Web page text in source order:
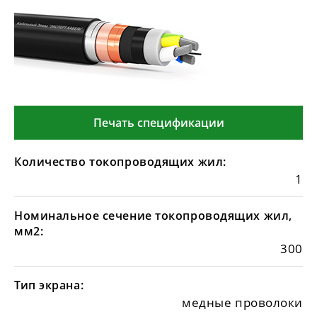
Печать спецификации
Количество токопроводящих жил:
1
Номинальное сечение токопроводящих жил,
мм2:
300
Тип экрана:
медные проволоки